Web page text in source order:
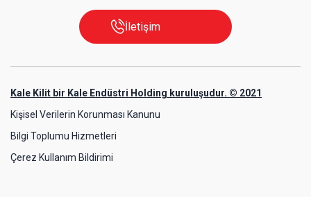
İletişim
Kale Kilit bir Kale Endüstri Holding kuruluşudur. © 2021
Kişisel Verilerin Korunması Kanunu
Bilgi Toplumu Hizmetleri
Çerez Kullanım Bildirimi